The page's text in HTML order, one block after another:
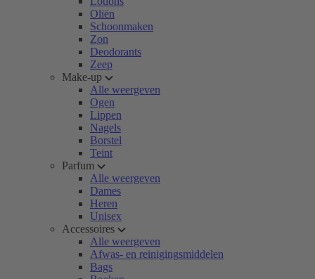
Oliën
Schoonmaken
Zon
Deodorants
Zeep
Make-up
Alle weergeven
Ogen
Lippen
Nagels
Borstel
Teint
Parfum
Alle weergeven
Dames
Heren
Unisex
Accessoires
Alle weergeven
Afwas- en reinigingsmiddelen
Bags